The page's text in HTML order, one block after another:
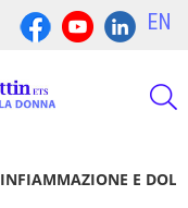
EN
INFIAMMAZIONE E